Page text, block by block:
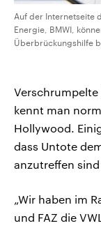
Auf der Internetseite
Energie, BMWI,
Überbrückungshilfe
kennt man
Hollywood.
dass Untote
anzutreffen
„Wir haben im
und FAZ die